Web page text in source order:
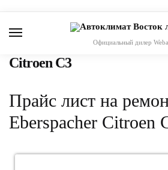
navigation
content
Официальный дилер
Citroen C3
Прайс лист на
Eberspacher Citroen